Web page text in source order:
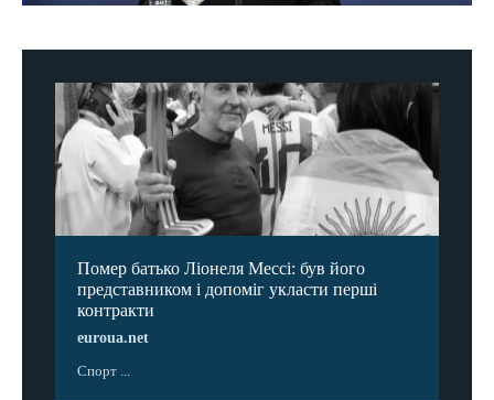
Помер батько Ліонеля Мессі: був його
представником і допоміг укласти перші
контракти
euroua.net
Спорт ...